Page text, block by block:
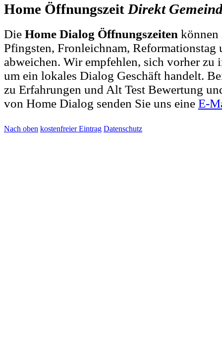
Home ÖffnungszeitDirekt
Die Home Dialog Öffnungszeiten können
Pfingsten, Fronleichnam,
abweichen. Wir empfehlen, sich vorher zu
um ein lokales Dialog Geschäft handelt.
zu Erfahrungen und Alt Test Bewertung
von Home Dialog senden Sie uns eine E-
Nach oben kostenfreier Eintrag Datenschutz